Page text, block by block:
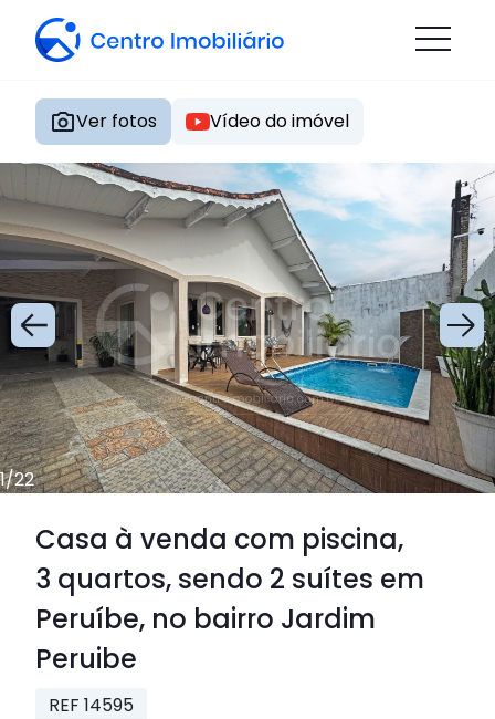
Ver fotos Vídeo do imóvel
1/22
Casa à venda com piscina,
3 quartos, sendo 2 suítes em
Peruíbe, no bairro Jardim
Peruibe
REF 14595